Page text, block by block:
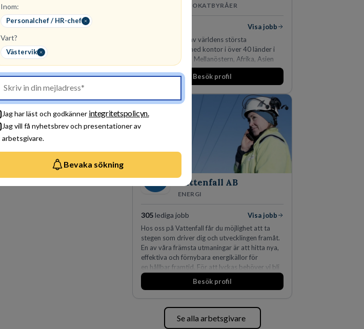
Inom:
Personalchef / HR-chef
Vart?
Västervik
Jag har läst och godkänner integritetspolicyn.
Jag vill få nyhetsbrev och presentationer av
arbetsgivare.
Bevaka sökning
ADVOKATBYRÅER
Visa jobb
DLA Piper är en av världens största
advokatbyråer med kontor i över 40 länder i
Amerika, Europa, Mellanöstern, Afrika, Asien
och Oceanien. Vi är specialister inom
affärsjuridikens alla områden och vi har några
fler än 450 jurister på fem kontor i Stockholm,
Köpenhamn, Århus, Oslo och Helsingfors kan vi
på DLA Piper erbjuda våra klienter en unik,
effektiv och gränsöverskridande nordisk
expertis. På vårt kontor i centrala Stockholm är
Besök profil
Vattenfall AB
ENERGI
305 lediga jobb
Visa jobb
Hos oss på Vattenfall får du möjlighet att ta
stegen som driver dig och utvecklingen framåt.
En av våra främsta utmaningar är att hitta nya,
effektiva och förnybara energikällor för
en hållbar framtid. För att lyckas behöver vi bli
fler medarbetare som vill göra skillnad.
Besök profil
Se alla arbetsgivare